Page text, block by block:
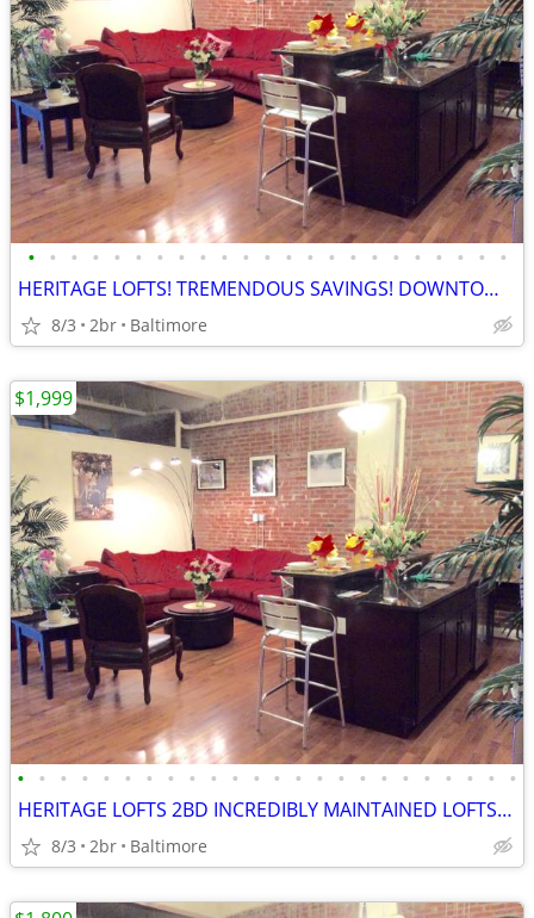
• • • • • • • • • • • • • • • • • • • • • • •
HERITAGE LOFTS! TREMENDOUS SAVINGS! DOWNTOWN SPECIALS AVAILABLE! 21201
8/3 2br Baltimore
• • • • • • • • • • • • • • • • • • • • • • • •
HERITAGE LOFTS 2BD INCREDIBLY MAINTAINED LOFTS! GREAT DEALS! 21201
8/3 2br Baltimore
$1,999